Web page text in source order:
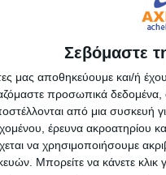
Σεβόμαστε
μας αποθηκεύουμε και/ή
προσωπικά
από μια συσκευή
έρευνα ακροατηρίου
να χρησιμοποιήσουμε
Μπορείτε να κάνετε κλικ
9.348 πέρσι
– 17,4% προερχόμενα
αυξημένες + 2,4%
κ.α